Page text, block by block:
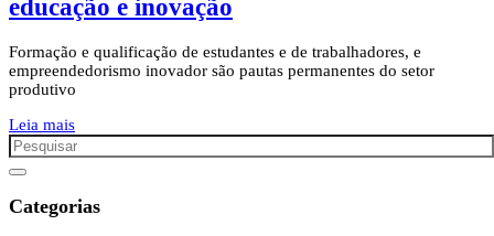
educação e inovação
Formação e qualificação de estudantes e de trabalhadores, e
empreendedorismo inovador são pautas permanentes do setor
produtivo
Leia mais
Categorias